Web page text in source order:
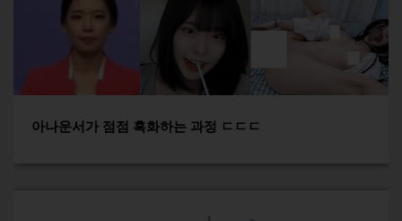
아나운서가 점점 흑화하는 과정 ㄷㄷㄷ